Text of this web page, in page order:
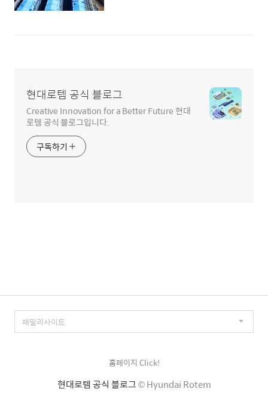
현대로템 공식 블로그
Creative Innovation for a Better Future 현대
로템 공식 블로그입니다.
구독하기
홈페이지 Click!
현대로템 공식 블로그© Hyundai Rotem